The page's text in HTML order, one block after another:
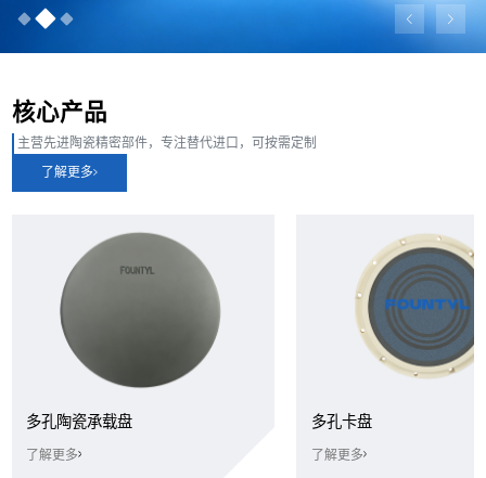
核心产品
主营先进陶瓷精密部件，专注替代进口，可按需定制
了解更多
多孔陶瓷承载盘
了解更多
多孔卡盘
了解更多